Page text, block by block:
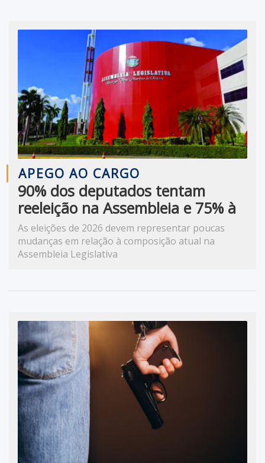
APEGO AO CARGO
90% dos deputados tentam
reeleição na Assembleia e 75% à
Câmara; veja nomes
As eleições de 2026 devem representar poucas
mudanças em relação à composição atual na
Assembleia Legislativa